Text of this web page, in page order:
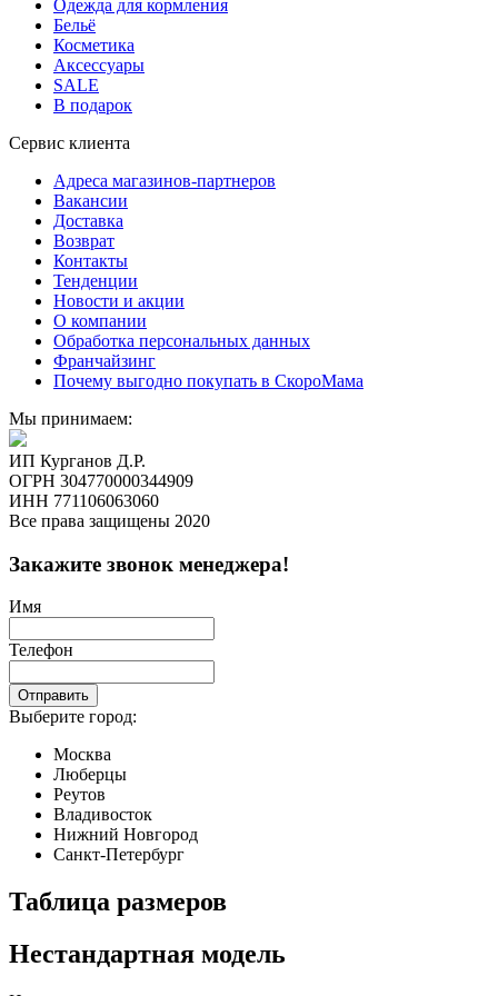
Одежда для кормления
Бельё
Косметика
Аксессуары
SALE
В подарок
Сервис клиента
Адреса магазинов-партнеров
Вакансии
Доставка
Возврат
Контакты
Тенденции
Новости и акции
О компании
Обработка персональных данных
Франчайзинг
Почему выгодно покупать в СкороМама
Мы принимаем:
ИП Курганов Д.Р.
ОГРН 304770000344909
ИНН 771106063060
Все права защищены 2020
Закажите звонок менеджера!
Имя
Телефон
Отправить
Выберите город:
Москва
Люберцы
Реутов
Владивосток
Нижний Новгород
Санкт-Петербург
Таблица размеров
Нестандартная модель